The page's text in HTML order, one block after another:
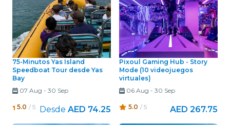
75-Minutos Yas Island
Speedboat Tour desde Yas
Bay
07 Aug - 30 Sep
5.0 / 5 Desde AED 74.25
Pixoul Gaming Hub - Story
Mode (10 videojuegos
virtuales)
06 Aug - 30 Sep
5.0 / 5 AED 267.75